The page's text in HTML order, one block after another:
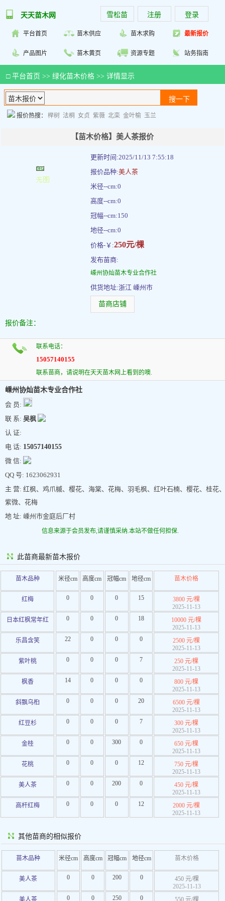
天天苗木网 雪松苗 注册 登录
平台首页 苗木供应 苗木求购 最新报价
产品图片 苗木黄页 资源专题 站务指南
□ 平台首页 >> 绿化苗木价格 >> 详情显示
报价热搜： 榉树 法桐 女贞 紫薇 北栾 金叶榆 玉兰
【苗木价格】美人茶报价
更新时间:2025/11/13 7:55:18
报价品种:美人茶
米径--cm:0
高度--cm:0
冠幅--cm:150
地径--cm:0
价格-￥:250元/棵
发布苗商:
嵊州协灿苗木专业合作社
供货地址:浙江 嵊州市
苗商店铺
报价备注：
联系电话：
15057140155
联系苗商，请说明在天天苗木网上看到的噢.
嵊州协灿苗木专业合作社
会 员:
联 系: 吴枫
认 证:
电 话: 15057140155
微 信:
QQ 号: 1623062931
主 营: 红枫、鸡爪槭、樱花、海棠、花梅、羽毛枫、红叶石楠、樱花、桂花、
紫微、花梅
地 址: 嵊州市金庭后厂村
信息来源于会员发布,请谨慎采纳.本站不做任何担保.
此苗商最新苗木报价
苗木品种 米径cm 高度cm 冠幅cm 地径cm 苗木价格
红梅 0 0 0 15
3800 元/棵
2025-11-13
日本红枫常年红
0 0 0 18
10000 元/棵
2025-11-13
乐昌含笑
22 0 0 0
2500 元/棵
2025-11-13
紫叶桃
0 0 0 7
250 元/棵
2025-11-13
枫香
14 0 0 0
800 元/棵
2025-11-13
斜飘乌桕
0 0 0 20
6500 元/棵
2025-11-13
红豆杉
0 0 0 7
300 元/棵
2025-11-13
金桂
0 0 300 0
650 元/棵
2025-11-13
花桃
0 0 0 12
750 元/棵
2025-11-13
美人茶
0 0 200 0
450 元/棵
2025-11-13
高杆红梅
0 0 0 12
2000 元/棵
2025-11-13
其他苗商的相似报价
苗木品种 米径cm 高度cm 冠幅cm 地径cm 苗木价格
美人茶 0 0 200 0
450 元/棵
2025-11-13
美人茶
0 0 250 0 550 元/棵